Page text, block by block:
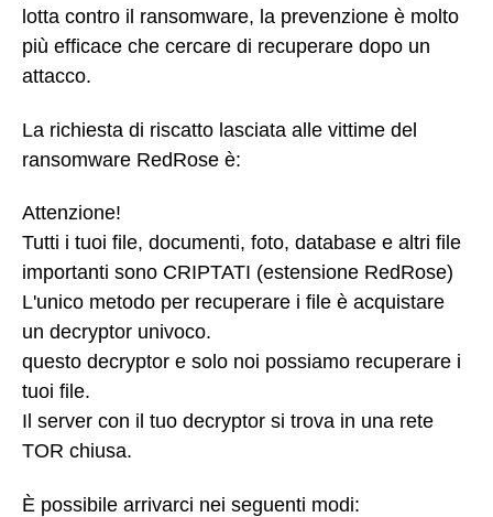
lotta contro il ransomware, la prevenzione è molto
più efficace che cercare di recuperare dopo un
attacco.
La richiesta di riscatto lasciata alle vittime del
ransomware RedRose è:
Attenzione!
Tutti i tuoi file, documenti, foto, database e altri file
importanti sono CRIPTATI (estensione RedRose)
L'unico metodo per recuperare i file è acquistare
un decryptor univoco.
questo decryptor e solo noi possiamo recuperare i
tuoi file.
Il server con il tuo decryptor si trova in una rete
TOR chiusa.
È possibile arrivarci nei seguenti modi: